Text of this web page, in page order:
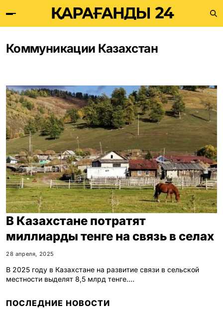
Коммуникации Казахстан
В Казахстане потратят
миллиарды тенге на связь в селах
28 апреля, 2025
В 2025 году в Казахстане на развитие связи в сельской
местности выделят 8,5 млрд тенге.…
ПОСЛЕДНИЕ НОВОСТИ